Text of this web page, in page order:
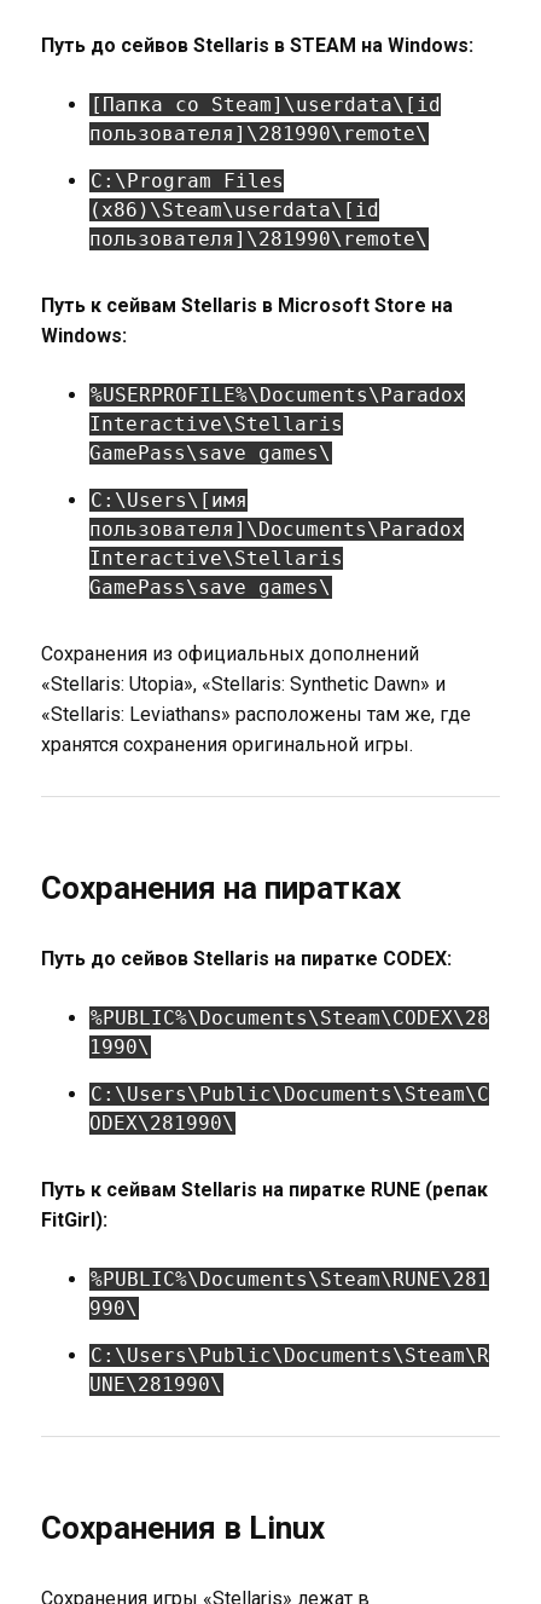
Путь до сейвов Stellaris в STEAM на Windows:
[Папка со Steam]\userdata\[id
пользователя]\281990\remote\
C:\Program Files
(x86)\Steam\userdata\[id
пользователя]\281990\remote\
Путь к сейвам Stellaris в Microsoft Store на
Windows:
%USERPROFILE%\Documents\Paradox
Interactive\Stellaris
GamePass\save games\
C:\Users\[имя
пользователя]\Documents\Paradox
Interactive\Stellaris
GamePass\save games\
Сохранения из официальных дополнений
«Stellaris: Utopia», «Stellaris: Synthetic Dawn» и
«Stellaris: Leviathans» расположены там же, где
хранятся сохранения оригинальной игры.
Сохранения на пиратках
Путь до сейвов Stellaris на пиратке CODEX:
%PUBLIC%\Documents\Steam\CODEX\28
1990\
C:\Users\Public\Documents\Steam\C
ODEX\281990\
Путь к сейвам Stellaris на пиратке RUNE (репак
FitGirl):
%PUBLIC%\Documents\Steam\RUNE\281
990\
C:\Users\Public\Documents\Steam\R
UNE\281990\
Сохранения в Linux
Сохранения игры «Stellaris» лежат в